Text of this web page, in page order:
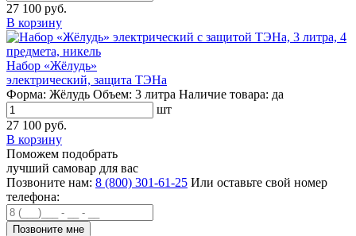
27 100 руб.
В корзину
Набор «Жёлудь»
электрический, защита ТЭНа
Форма: Жёлудь Объем: 3 литра Наличие товара: да
шт
27 100 руб.
В корзину
Поможем подобрать
лучший самовар для вас
Позвоните нам: 8 (800) 301-61-25 Или оставьте свой номер
телефона: